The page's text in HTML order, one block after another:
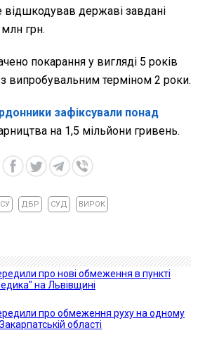
відшкодував державі завдані
грн.
покарання у вигляді 5 років
випробувальним терміном 2 роки.
зафіксували понад
на 1,5 мільйони гривень.
ДБР СУД ВИРОК
про нові обмеження в пункті
на Львівщині
про обмеження руху на одному
області